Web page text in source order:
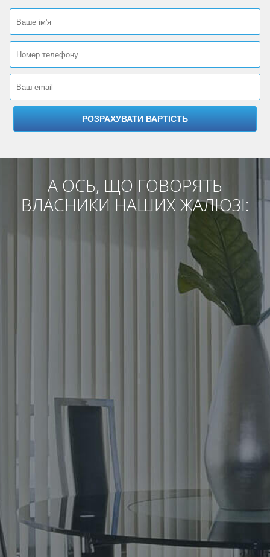
А ОСЬ, ЩО ГОВОРЯТЬ
ВЛАСНИКИ НАШИХ ЖАЛЮЗІ: